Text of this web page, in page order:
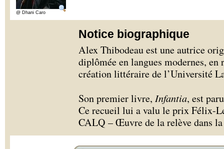
@ Dhani Caro
Notice biographique
Alex Thibodeau est une autrice
diplômée en langues modernes,
création littéraire de l’Université
Son premier livre, Infantia, est
Ce recueil lui a valu le prix Félix-
CALQ – Œuvre de la relève dans